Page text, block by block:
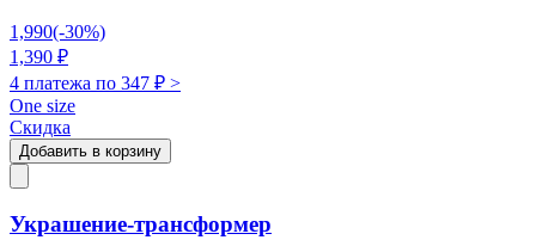
1,990(-30%)
1,390 ₽
4 платежа по 347 ₽ >
One size
Скидка
Добавить в корзину
Украшение-трансформер